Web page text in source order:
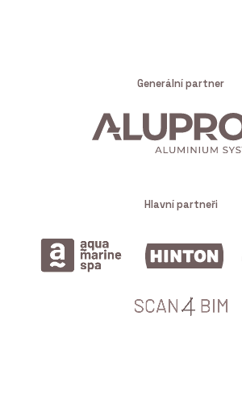
Generální partner
Hlavní partneři